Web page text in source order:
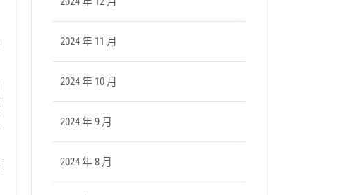
2024 年 11 月
2024 年 10 月
2024 年 9 月
2024 年 8 月